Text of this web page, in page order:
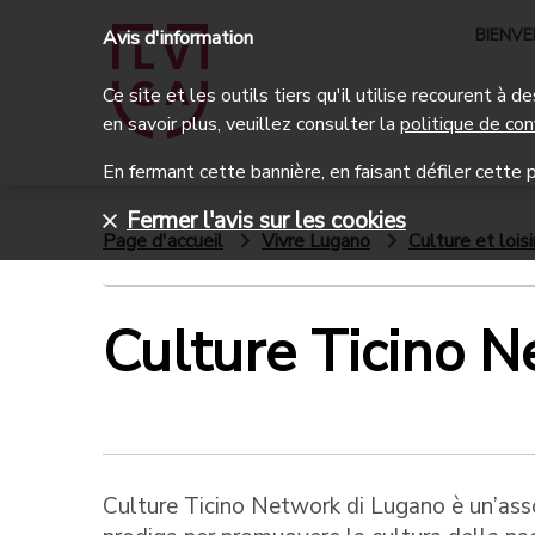
Page d'accueil Vivre Lugano Culture et
Culture Ticino
Culture Ticino Network di Lugano è
Avis d'information
Ce site et les outils tiers qu'il utilise recourent à
en savoir plus, veuillez consulter la politique de
En fermant cette bannière, en faisant défiler cette
Fermer l'avis sur les cookies